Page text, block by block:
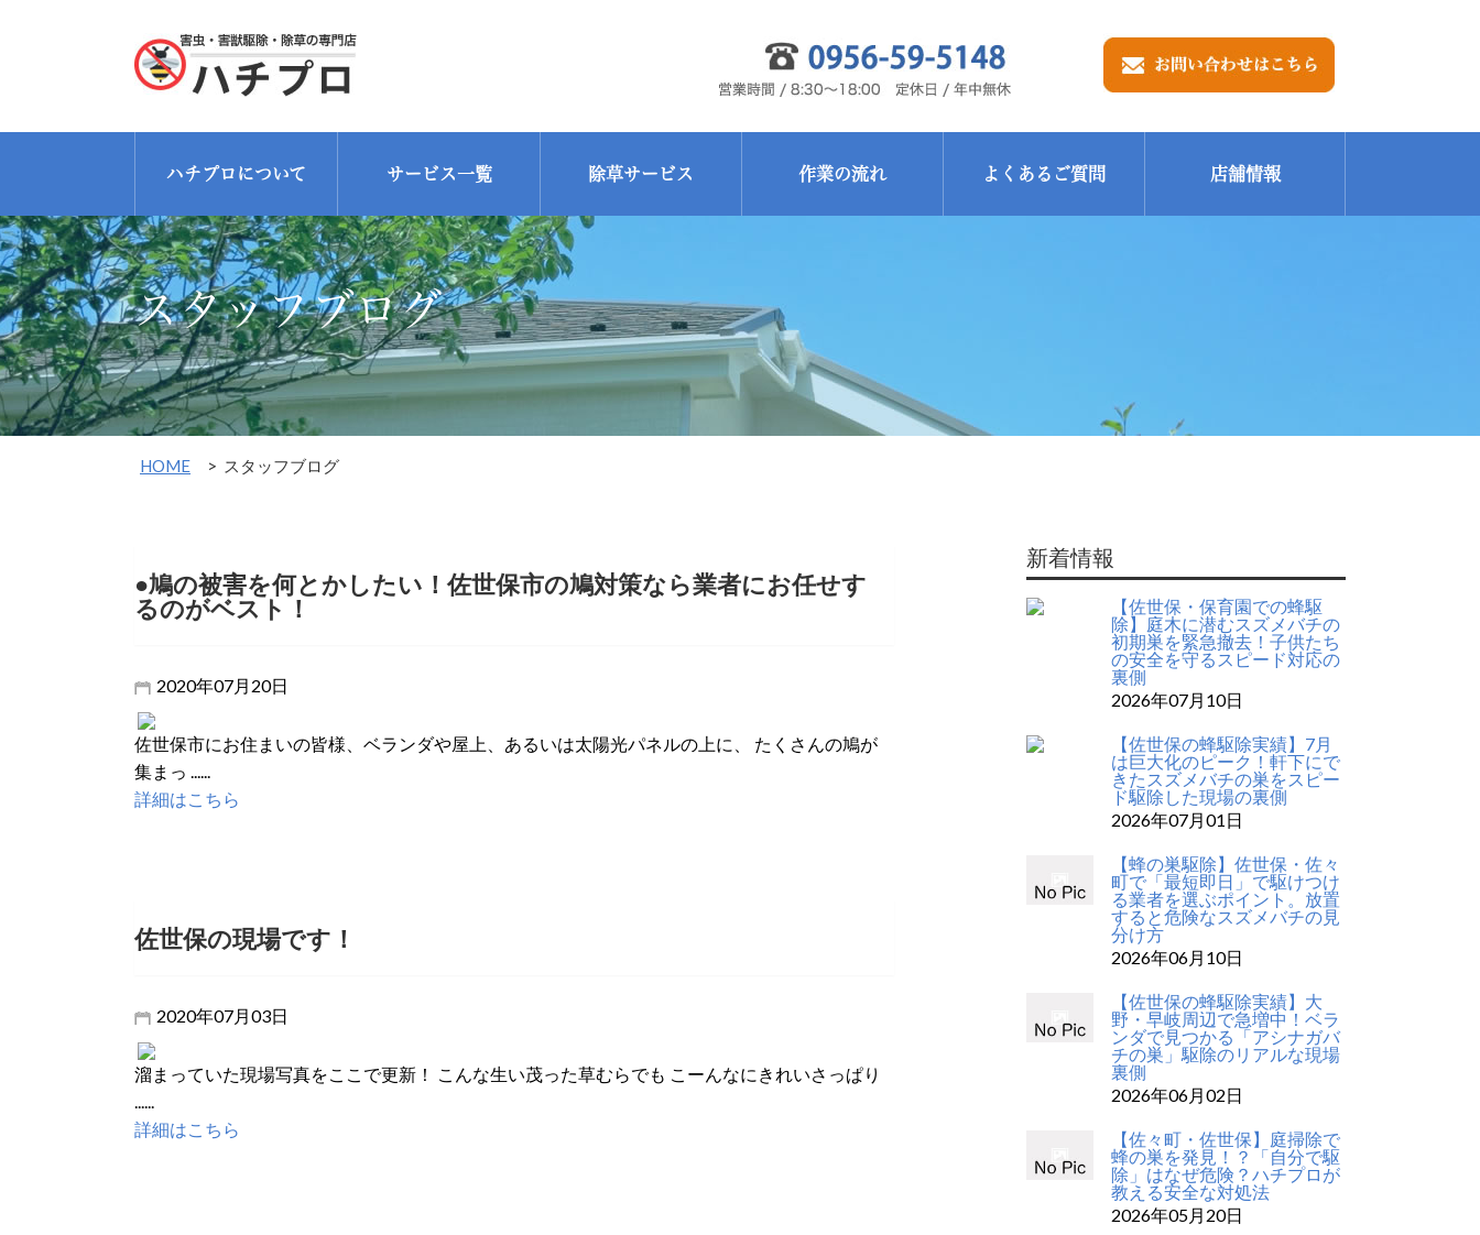
ハチプロについて サービス一覧 除草サービス 作業の流れ よくあるご質問 店舗情報
スタッフブログ
HOME > スタッフブログ
●鳩の被害を何とかしたい！佐世保市の鳩対策なら業者にお任せす
るのがベスト！
2020年07月20日
佐世保市にお住まいの皆様、ベランダや屋上、あるいは太陽光パネルの上に、 たくさんの鳩が
集まっ ......
詳細はこちら
佐世保の現場です！
2020年07月03日
溜まっていた現場写真をここで更新！ こんな生い茂った草むらでも こーんなにきれいさっぱり
詳細はこちら
新着情報
【佐世保・保育園での蜂駆
除】庭木に潜むスズメバチの
初期巣を緊急撤去！子供たち
の安全を守るスピード対応の
裏側
2026年07月10日
【佐世保の蜂駆除実績】7月
は巨大化のピーク！軒下にで
きたスズメバチの巣をスピー
ド駆除した現場の裏側
2026年07月01日
【蜂の巣駆除】佐世保・佐々
町で「最短即日」で駆けつけ
る業者を選ぶポイント。放置
すると危険なスズメバチの見
分け方
2026年06月10日
【佐世保の蜂駆除実績】大
野・早岐周辺で急増中！ベラ
ンダで見つかる「アシナガバ
チの巣」駆除のリアルな現場
裏側
2026年06月02日
【佐々町・佐世保】庭掃除で
蜂の巣を発見！？「自分で駆
除」はなぜ危険？ハチプロが
教える安全な対処法
2026年05月20日